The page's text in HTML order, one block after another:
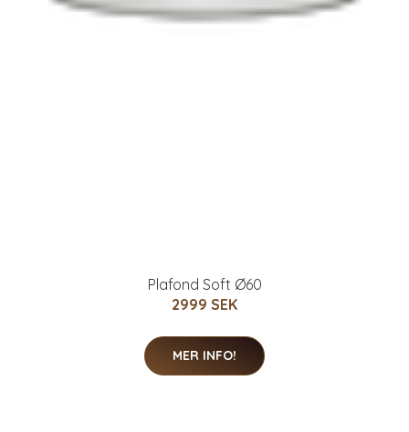
Plafond Soft Ø60
2999 SEK
MER INFO!